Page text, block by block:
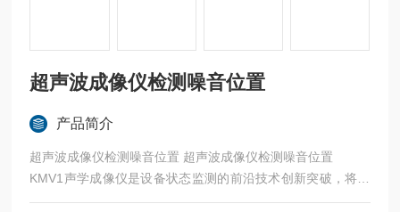
超声波成像仪检测噪音位置
产品简介
超声波成像仪检测噪音位置 超声波成像仪检测噪音位置
KMV1声学成像仪是设备状态监测的前沿技术创新突破，将多
频声波传感器与数字成像相结合，为可靠性从业者提供声学图